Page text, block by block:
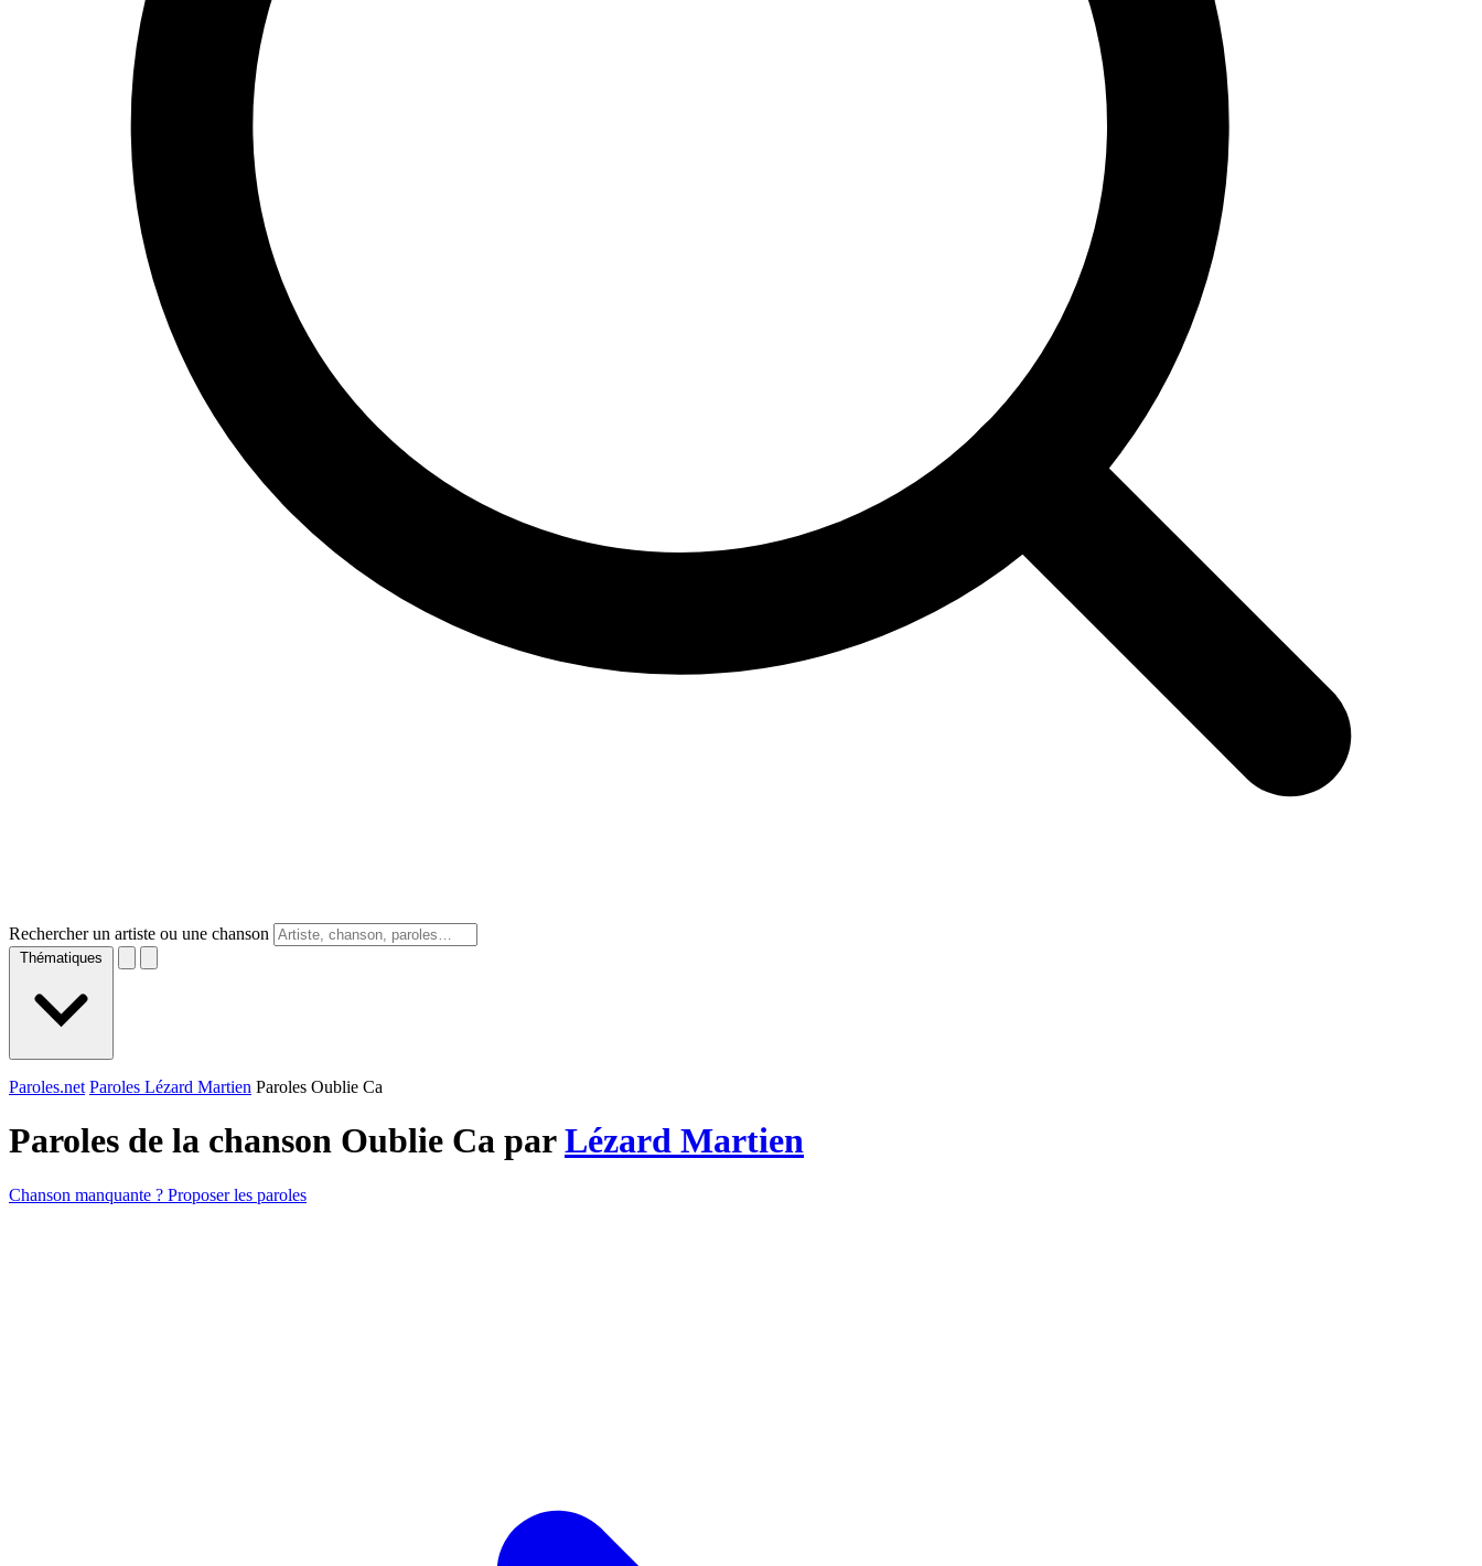
Rechercher un artiste ou une chanson
Thématiques
Paroles.net Paroles Lézard Martien Paroles Oublie Ca
Paroles de la chanson Oublie Ca parLézard Martien
Chanson manquante ? Proposer les paroles